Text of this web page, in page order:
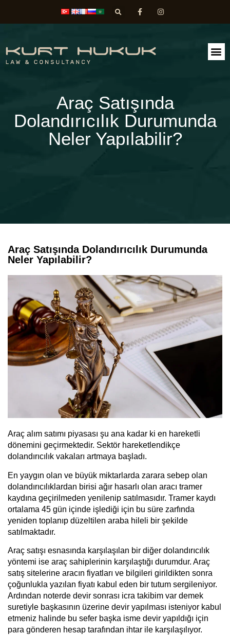
Araç Satışında
Dolandırıcılık Durumunda
Neler Yapılabilir?
Araç Satışında Dolandırıcılık Durumunda
Neler Yapılabilir?
Araç alım satımı piyasası şu ana kadar ki en hareketli
dönemini geçirmektedir. Sektör hareketlendikçe
dolandırıcılık vakaları artmaya başladı.
En yaygın olan ve büyük miktarlarda zarara sebep olan
dolandırıcılıklardan birisi ağır hasarlı olan aracı tramer
kaydına geçirilmeden yenilenip satılmasıdır. Tramer kaydı
ortalama 45 gün içinde işlediği için bu süre zarfında
yeniden toplanıp düzeltilen araba hileli bir şekilde
satılmaktadır.
Araç satışı esnasında karşılaşılan bir diğer dolandırıcılık
yöntemi ise araç sahiplerinin karşılaştığı durumdur. Araç
satış sitelerine aracın fiyatları ve bilgileri girildikten sonra
çoğunlukla yazılan fiyatı kabul eden bir tutum sergileniyor.
Ardından noterde devir sonrası icra takibim var demek
suretiyle başkasının üzerine devir yapılması isteniyor kabul
etmeniz halinde bu sefer başka isme devir yapıldığı için
para gönderen hesap tarafından ihtar ile karşılaşılıyor.